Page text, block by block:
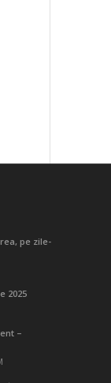
pe zile-
2025
–